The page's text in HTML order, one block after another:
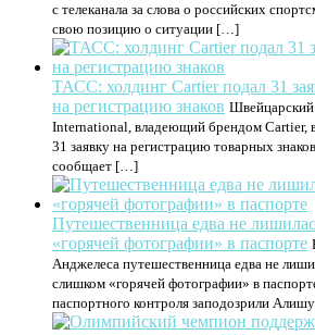
с телеканала за слова о российских
свою позицию о ситуации […]
ТАСС: холдинг Cartier подал 31
на регистрацию знаков
International, владеющий брендом Cartier,
31 заявку на регистрацию товарных
сообщает […]
Путешественница едва не
«горячей фотографии» в паспорте
Анджелеса путешественница едва не
слишком «горячей фотографии» в
паспортного контроля заподозрили